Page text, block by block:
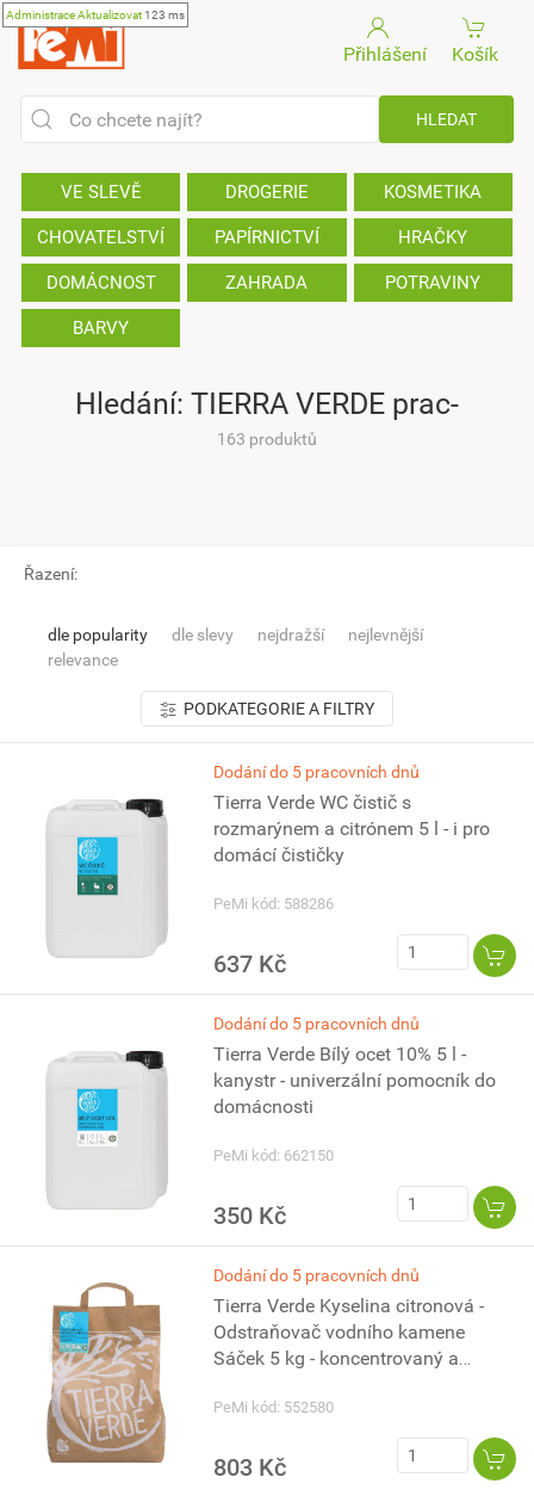
AdministraceAktualizovat123 ms
Přihlášení Košík
VE SLEVĚ DROGERIE KOSMETIKA
CHOVATELSTVÍ PAPÍRNICTVÍ HRAČKY
DOMÁCNOST ZAHRADA POTRAVINY
BARVY
Hledání: TIERRA VERDE prac-
163 produktů
Řazení:
dle popularity dle slevy nejdražší
nejlevnější
relevance
PODKATEGORIE A FILTRY
Dodání do 5 pracovních dnů
Tierra Verde WC čistič s
rozmarýnem a citrónem 5 l - i pro
domácí čističky
PeMi kód: 588286
637 Kč
Dodání do 5 pracovních dnů
Tierra Verde Bílý ocet 10% 5 l -
kanystr - univerzální pomocník do
domácnosti
PeMi kód: 662150
350 Kč
Dodání do 5 pracovních dnů
Tierra Verde Kyselina citronová -
Odstraňovač vodního kamene
Sáček 5 kg - koncentrovaný a
PeMi kód: 552580
803 Kč